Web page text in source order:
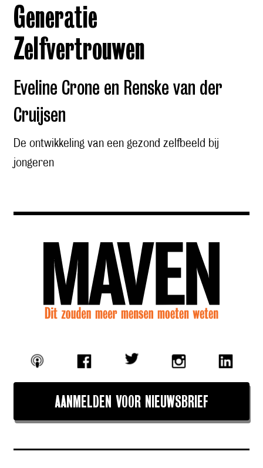
Generatie
Zelfvertrouwen
Eveline Crone en Renske van der
Cruijsen
De ontwikkeling van een gezond zelfbeeld bij
jongeren
AANMELDEN VOOR NIEUWSBRIEF